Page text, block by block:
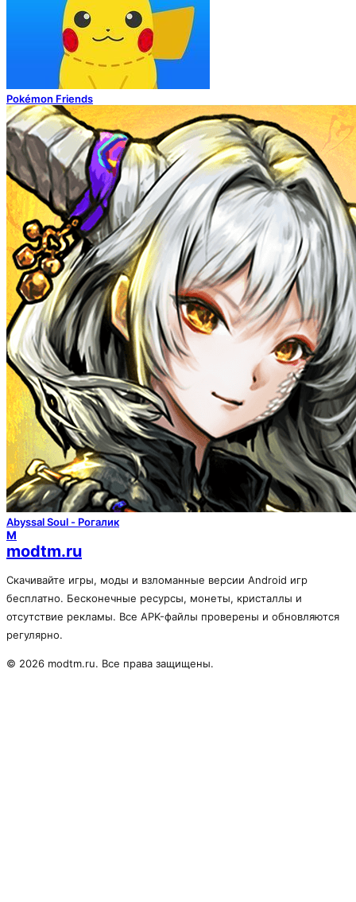
Pokémon Friends
Abyssal Soul - Рогалик
M
modtm.ru
Скачивайте игры, моды и взломанные версии Android игр
бесплатно. Бесконечные ресурсы, монеты, кристаллы и
отсутствие рекламы. Все APK-файлы проверены и обновляются
регулярно.
© 2026 modtm.ru. Все права защищены.